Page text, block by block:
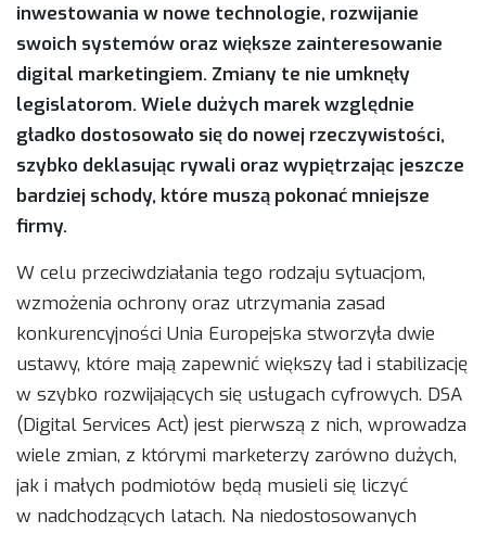
inwestowania w nowe technologie, rozwijanie
swoich systemów oraz większe zainteresowanie
digital marketingiem. Zmiany te nie umknęły
legislatorom. Wiele dużych marek względnie
gładko dostosowało się do nowej rzeczywistości,
szybko deklasując rywali oraz wypiętrzając jeszcze
bardziej schody, które muszą pokonać mniejsze
firmy.
W celu przeciwdziałania tego rodzaju sytuacjom,
wzmożenia ochrony oraz utrzymania zasad
konkurencyjności Unia Europejska stworzyła dwie
ustawy, które mają zapewnić większy ład i stabilizację
w szybko rozwijających się usługach cyfrowych. DSA
(Digital Services Act) jest pierwszą z nich, wprowadza
wiele zmian, z którymi marketerzy zarówno dużych,
jak i małych podmiotów będą musieli się liczyć
w nadchodzących latach. Na niedostosowanych